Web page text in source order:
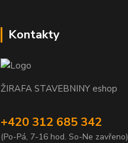
Kontakty
ŽIRAFA STAVEBNINY eshop
+420 312 685 342
(Po-Pá, 7-16 hod. So-Ne zavřeno)